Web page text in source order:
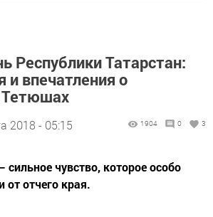
Республики Татарстан:
и впечатления о
Тетюшах
2018 - 05:15 1904 0 3
чувство, которое особо
от отчего края.